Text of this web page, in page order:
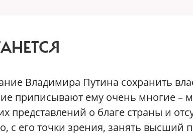
Владимира Путина сохранить
приписывают ему очень многие –
представлений о благе страны и
с его точки зрения, занять высший